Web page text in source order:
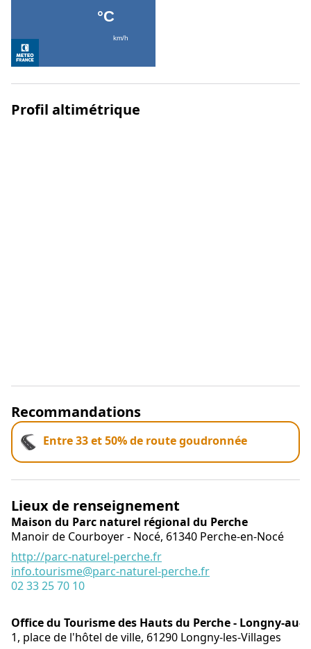
Profil altimétrique
Recommandations
Entre 33 et 50% de route goudronnée
Lieux de renseignement
Maison du Parc naturel régional du Perche
Manoir de Courboyer - Nocé, 61340 Perche-en-Nocé
http://parc-naturel-perche.fr
info.tourisme@parc-naturel-perche.fr
02 33 25 70 10
Office du Tourisme des Hauts du Perche - Longny-au-
1, place de l'hôtel de ville, 61290 Longny-les-Villages